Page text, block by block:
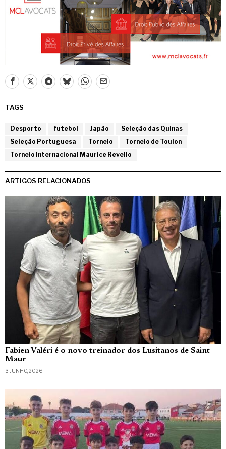
TAGS
Desporto futebol Japão
Seleção das Quinas
Seleção Portuguesa
Torneio
Torneio de Toulon
Torneio Internacional Maurice Revello
ARTIGOS RELACIONADOS
Fabien Valéri é o novo treinador dos Lusitanos de Saint-
Maur
3 JUNHO, 2026